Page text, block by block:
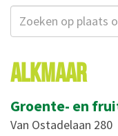
ALKMAAR
Groente- en
Van Ostadelaan 280